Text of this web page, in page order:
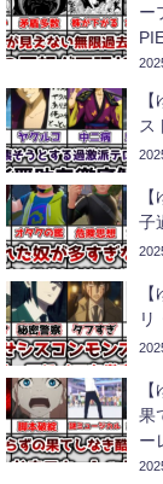
ー
ス
子
リ
果
ー